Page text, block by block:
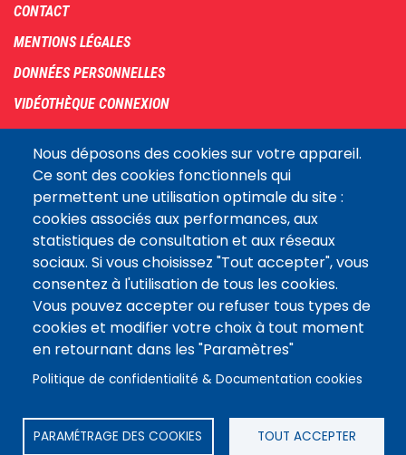
Nous déposons des cookies sur votre appareil.
Ce sont des cookies fonctionnels qui
permettent une utilisation optimale du site :
cookies associés aux performances, aux
statistiques de consultation et aux réseaux
sociaux. Si vous choisissez "Tout accepter", vous
consentez à l'utilisation de tous les cookies.
Vous pouvez accepter ou refuser tous types de
cookies et modifier votre choix à tout moment
en retournant dans les "Paramètres"
Politique de confidentialité & Documentation cookies
PARAMÉTRAGE DES COOKIES TOUT ACCEPTER
Footer
menu
CONTACT
MENTIONS LÉGALES
DONNÉES PERSONNELLES
VIDÉOTHÈQUE CONNEXION
COOKIES
Assemblée
nationaleLE SITE DE L’ASSEMBLÉE NATIONALE
Suivez-nous